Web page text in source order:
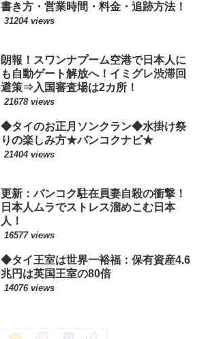
書き方・営業時間・料金・追跡方法！
31204 views
朗報！スワンナプーム空港で日本人に
も自動ゲート解放へ！イミグレ渋滞回
避策⇒入国審査場は2カ所！
21678 views
◆タイのお正月ソンクラン◆水掛け祭
りの楽しみ方★バンコクナビ★
21404 views
更新：バンコク駐在員妻自殺の衝撃！
日本人ムラでストレス溜めこむ日本
人！
16577 views
◆タイ王室は世界一裕福：保有資産4.6
兆円は英国王室の80倍
14076 views